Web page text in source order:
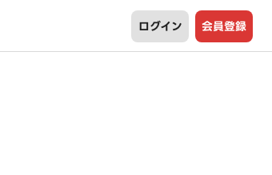
ログイン 会員登録